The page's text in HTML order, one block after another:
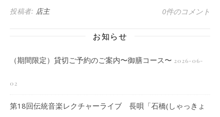
投稿者: 店主 0件のコメント
お知らせ
（期間限定）貸切ご予約のご案内〜御膳コース〜 2026-06-
02
第18回伝統音楽レクチャーライブ 長唄「石橋(しゃっきょ